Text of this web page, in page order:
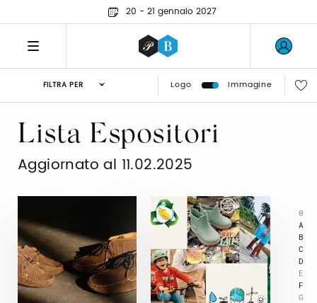
20 - 21 gennaio 2027
FILTRA PER Logo Immagine
0
A
B
C
D
E
F
G
Lista Espositori
Aggiornato al 11.02.2025